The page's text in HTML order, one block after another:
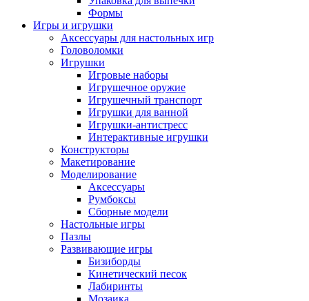
Формы
Игры и игрушки
Аксессуары для настольных игр
Головоломки
Игрушки
Игровые наборы
Игрушечное оружие
Игрушечный транспорт
Игрушки для ванной
Игрушки-антистресс
Интерактивные игрушки
Конструкторы
Макетирование
Моделирование
Аксессуары
Румбоксы
Сборные модели
Настольные игры
Пазлы
Развивающие игры
Бизиборды
Кинетический песок
Лабиринты
Мозаика